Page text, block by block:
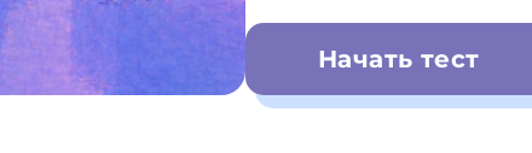
Начать тест